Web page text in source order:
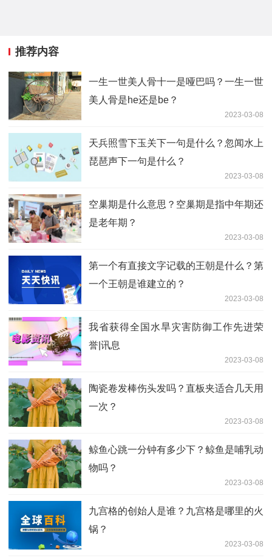
推荐内容
一生一世美人骨十一是哑巴吗？一生一世
美人骨是he还是be？
2023-03-08
天兵照雪下玉关下一句是什么？忽闻水上
琵琶声下一句是什么？
2023-03-08
空巢期是什么意思？空巢期是指中年期还
是老年期？
2023-03-08
第一个有直接文字记载的王朝是什么？第
一个王朝是谁建立的？
2023-03-08
我省获得全国水旱灾害防御工作先进荣
誉|讯息
2023-03-08
陶瓷卷发棒伤头发吗？直板夹适合几天用
一次？
2023-03-08
鲸鱼心跳一分钟有多少下？鲸鱼是哺乳动
物吗？
2023-03-08
九宫格的创始人是谁？九宫格是哪里的火
锅？
2023-03-08